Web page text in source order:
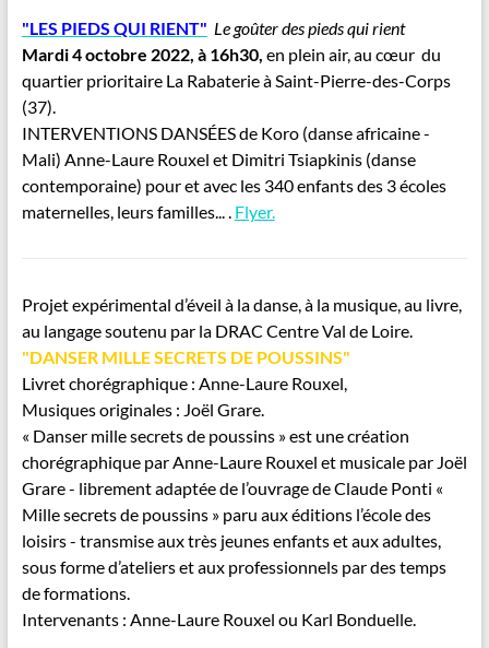
"LES PIEDS QUI RIENT" Le goûter des pieds qui rient
Mardi 4 octobre 2022, à 16h30, en plein air, au cœur du
quartier prioritaire La Rabaterie à Saint-Pierre-des-Corps
(37).
INTERVENTIONS DANSÉES de Koro (danse africaine -
Mali) Anne-Laure Rouxel et Dimitri Tsiapkinis (danse
contemporaine) pour et avec les 340 enfants des 3 écoles
maternelles, leurs familles... . Flyer.
Projet expérimental d’éveil à la danse, à la musique, au livre,
au langage soutenu par la DRAC Centre Val de Loire.
"DANSER MILLE SECRETS DE POUSSINS"
Livret chorégraphique : Anne-Laure Rouxel,
Musiques originales : Joël Grare.
« Danser mille secrets de poussins » est une création
chorégraphique par Anne-Laure Rouxel et musicale par Joël
Grare - librement adaptée de l’ouvrage de Claude Ponti «
Mille secrets de poussins » paru aux éditions l’école des
loisirs - transmise aux très jeunes enfants et aux adultes,
sous forme d’ateliers et aux professionnels par des temps
de formations.
Intervenants : Anne-Laure Rouxel ou Karl Bonduelle.